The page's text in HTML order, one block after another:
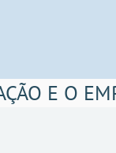
E O